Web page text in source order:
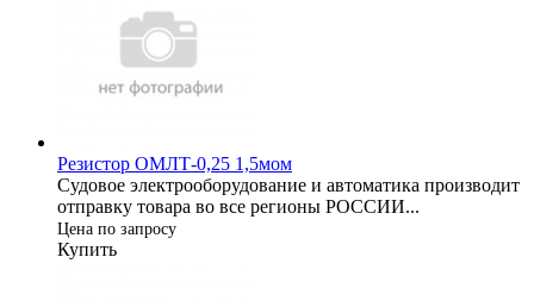
Резистор ОМЛТ-0,25 1,5мом
Судовое электрооборудование и автоматика производит
отправку товара во все регионы РОССИИ...
Цена по запросу
Купить